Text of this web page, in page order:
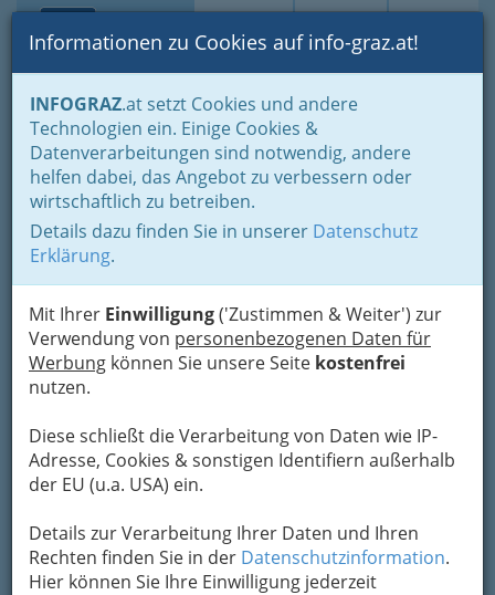
Suche Login Toggle
Informationen zu Cookies auf info-graz.at!
INFOGRAZ.at setzt Cookies und andere
Technologien ein. Einige Cookies &
Datenverarbeitungen sind notwendig, andere
helfen dabei, das Angebot zu verbessern oder
wirtschaftlich zu betreiben.
Details dazu finden Sie in unserer Datenschutz
Erklärung.
Mit Ihrer Einwilligung('Zustimmen & Weiter') zur
Verwendung von personenbezogenen Daten für
Werbung können Sie unsere Seite kostenfrei
nutzen.
Diese schließt die Verarbeitung von Daten wie IP-
Adresse, Cookies & sonstigen Identifiern außerhalb
der EU (u.a. USA) ein.
Details zur Verarbeitung Ihrer Daten und Ihren
Rechten finden Sie in der Datenschutzinformation.
Hier können Sie Ihre Einwilligung jederzeit
Home Branchen
Gewerbe, Handwerk, Banken
Gewerbe & Handwerk, Gliederung der WKO
Landesinnung der Glaser - Mitglieder Graz und Graz Umgebung
Robert Nußbaum GmbH
Grazerstraße 30, 8071 Hausmannstätten
+43 3135 47 672
+43 3135 48 323
Karte
Adresse mit Google Maps anschauen
Kontaktaufnahme
Um die Info-Graz Firmenvor Spam-Mails zu